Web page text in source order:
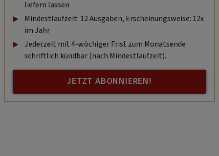
liefern lassen
Mindestlaufzeit: 12 Ausgaben, Erscheinungsweise: 12x
im Jahr
Jederzeit mit 4-wöchiger Frist zum Monatsende
schriftlich kündbar (nach Mindestlaufzeit).
JETZT ABONNIEREN!